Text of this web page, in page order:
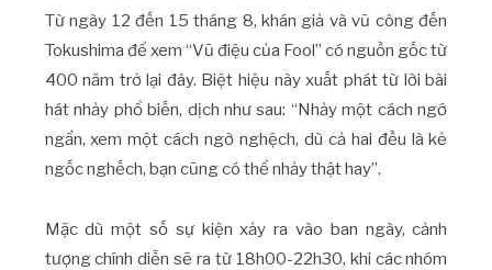
Từ ngày 12 đến 15 tháng 8, khán giả và vũ công đến
Tokushima để xem “Vũ điệu của Fool” có nguồn gốc từ
400 năm trở lại đây. Biệt hiệu này xuất phát từ lời bài
hát nhảy phổ biến, dịch như sau: “Nhảy một cách ngớ
ngẩn, xem một cách ngờ nghệch, dù cả hai đều là kẻ
ngốc nghếch, bạn cũng có thể nhảy thật hay”.
Mặc dù một số sự kiện xảy ra vào ban ngày, cảnh
tượng chính diễn sẽ ra từ 18h00-22h30, khi các nhóm